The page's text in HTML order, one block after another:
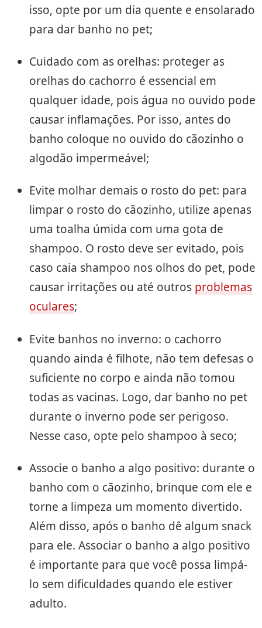
isso, opte por um dia quente e ensolarado
para dar banho no pet;
Cuidado com as orelhas: proteger as
orelhas do cachorro é essencial em
qualquer idade, pois água no ouvido pode
causar inflamações. Por isso, antes do
banho coloque no ouvido do cãozinho o
algodão impermeável;
Evite molhar demais o rosto do pet: para
limpar o rosto do cãozinho, utilize apenas
uma toalha úmida com uma gota de
shampoo. O rosto deve ser evitado, pois
caso caia shampoo nos olhos do pet, pode
causar irritações ou até outrosproblemas
oculares;
Evite banhos no inverno: o cachorro
quando ainda é filhote, não tem defesas o
suficiente no corpo e ainda não tomou
todas as vacinas. Logo, dar banho no pet
durante o inverno pode ser perigoso.
Nesse caso, opte pelo shampoo à seco;
Associe o banho a algo positivo: durante o
banho com o cãozinho, brinque com ele e
torne a limpeza um momento divertido.
Além disso, após o banho dê algum snack
para ele. Associar o banho a algo positivo
é importante para que você possa limpá-
lo sem dificuldades quando ele estiver
adulto.